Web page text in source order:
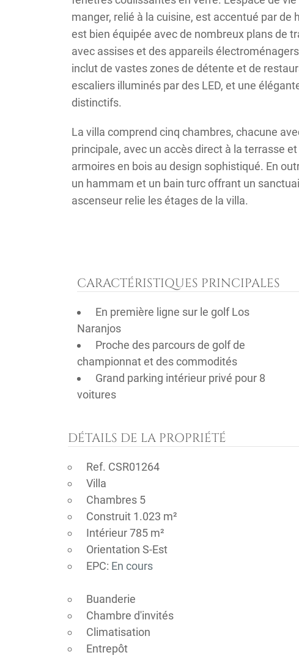
manger, relié à la cuisine, est accentué par
est bien équipée avec de nombreux plans de
avec assises et des appareils
inclut de vastes zones de détente et de
escaliers illuminés par des LED, et une
distinctifs.
La villa comprend cinq chambres, chacune
principale, avec un accès direct à la terrasse
armoires en bois au design sophistiqué. En
un hammam et un bain turc offrant un
ascenseur relie les étages de la villa.
CARACTÉRISTIQUES PRINCIPALES
En première ligne sur le golf Los
Naranjos
Proche des parcours de golf de
championnat et des commodités
Grand parking intérieur privé pour 8
voitures
DÉTAILS DE LA PROPRIÉTÉ
Ref. CSR01264
Villa
Chambres 5
Construit 1.023 m²
Intérieur 785 m²
Orientation S-Est
EPC: En cours
Buanderie
Chambre d'invités
Climatisation
Entrepôt